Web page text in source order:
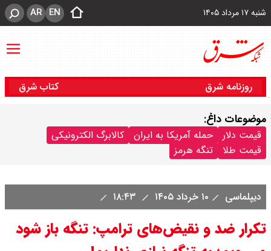
شنبه ۱۷ مرداد ۱۴۰۵ EN
AR
روزنامه شرق کتاب شرق
موضوعات داغ:
قیمت دلار حمله آمریکا به ایران
کالابرگ الکترونیکی
قیمت طلا
تنگه هرمز
دیپلماسی ۱۰ خرداد ۱۴۰۵
تکرار ضد و نقیض‌های ترامپ: تنگه باز شود